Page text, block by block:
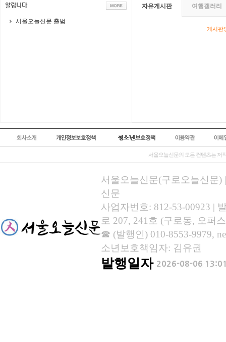
서울오늘신문 출범
자유게시판 여행갤러리
게시판
서울오늘신문의 모든 컨텐츠는 저
서울오늘신문(구로오늘신문)
신문
사업자번호: 812-53-00923 |
로 207, 241호 (구로동, 오퍼
☎ (발행인) 010-8553-9979,
소년보호책임자: 김유권
발행일자